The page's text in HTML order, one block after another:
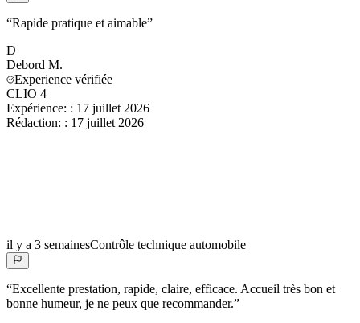
“Rapide pratique et aimable”
D
Debord M.
Experience vérifiée
CLIO 4
Expérience: : 17 juillet 2026
Rédaction: : 17 juillet 2026
il y a 3 semainesContrôle technique automobile
“Excellente prestation, rapide, claire, efficace. Accueil très bon et
bonne humeur, je ne peux que recommander.”